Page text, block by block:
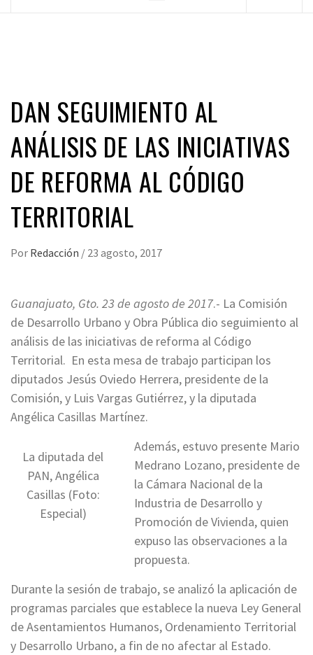
DAN SEGUIMIENTO AL
ANÁLISIS DE LAS INICIATIVAS
DE REFORMA AL CÓDIGO
TERRITORIAL
Por Redacción / 23 agosto, 2017
Guanajuato, Gto. 23 de agosto de 2017.- La Comisión
de Desarrollo Urbano y Obra Pública dio seguimiento al
análisis de las iniciativas de reforma al Código
Territorial. En esta mesa de trabajo participan los
diputados Jesús Oviedo Herrera, presidente de la
Comisión, y Luis Vargas Gutiérrez, y la diputada
Angélica Casillas Martínez.
La diputada del
PAN, Angélica
Casillas (Foto:
Especial)
Además, estuvo presente Mario
Medrano Lozano, presidente de
la Cámara Nacional de la
Industria de Desarrollo y
Promoción de Vivienda, quien
expuso las observaciones a la
propuesta.
Durante la sesión de trabajo, se analizó la aplicación de
programas parciales que establece la nueva Ley General
de Asentamientos Humanos, Ordenamiento Territorial
y Desarrollo Urbano, a fin de no afectar al Estado.